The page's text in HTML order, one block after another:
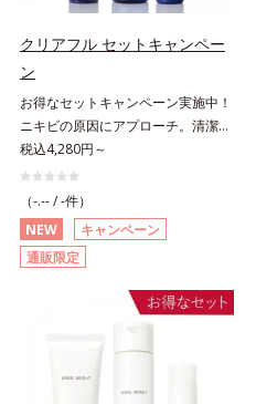
ない肌を叶えます。そして、独自研
究に基づいたアプローチ成分「MC
アクティベーター(*5)」。肌のうる
おいを引き出し・高めて、ハリ感あ
ふれる肌へと導きます。うるおいに
満ちたゆらがない肌をご体感いただ
くために設計された3ステップで、
いつも力強く美しくあり続けるあな
たを応援します。*1 肌にうるおい
が満ち、維持されている状態*2 年
齢に応じたお手入れのこと*3 デク
スパンテノールW*4 2022年5月
Mintel社データベース及び先行技術
調査による当社調べ*5 オトギリソ
え、うるおいに満ちたハリツヤ肌へ
導く保湿成分各商品の詳しい情報は
クリアフル セットキャンペー
ン
お得なセットキャンペーン実施中！
ニキビの原因にアプローチ。清潔な
垢抜け肌(*1)へ。「ニキビをくり返
してしまう」「毛穴目立ち(*2)が気
になる」「マスク生活であごや口ま
わりのニキビが気になる」というお
悩みに。くり返しニキビの根本原因
「肌のバリア機能の低下」と、肌悩
み「毛穴の目立ち」の両方にWでア
プローチする、薬用ニキビ対策スキ
物由来成分とコラーゲンが肌をいた
わりながらうるおいを与え、バリア
税込4,280円～
（-.-- / -件）
NEW
キャンペーン
通販限定